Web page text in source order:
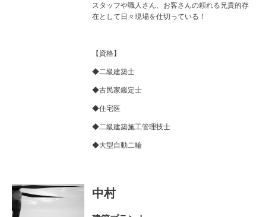
スタッフや職人さん、お客さんの頼れる兄貴的存
在として日々現場を仕切っている！
【資格】
◆二級建築士
◆古民家鑑定士
◆住宅医
◆二級建築施工管理技士
◆大型自動二輪
中村